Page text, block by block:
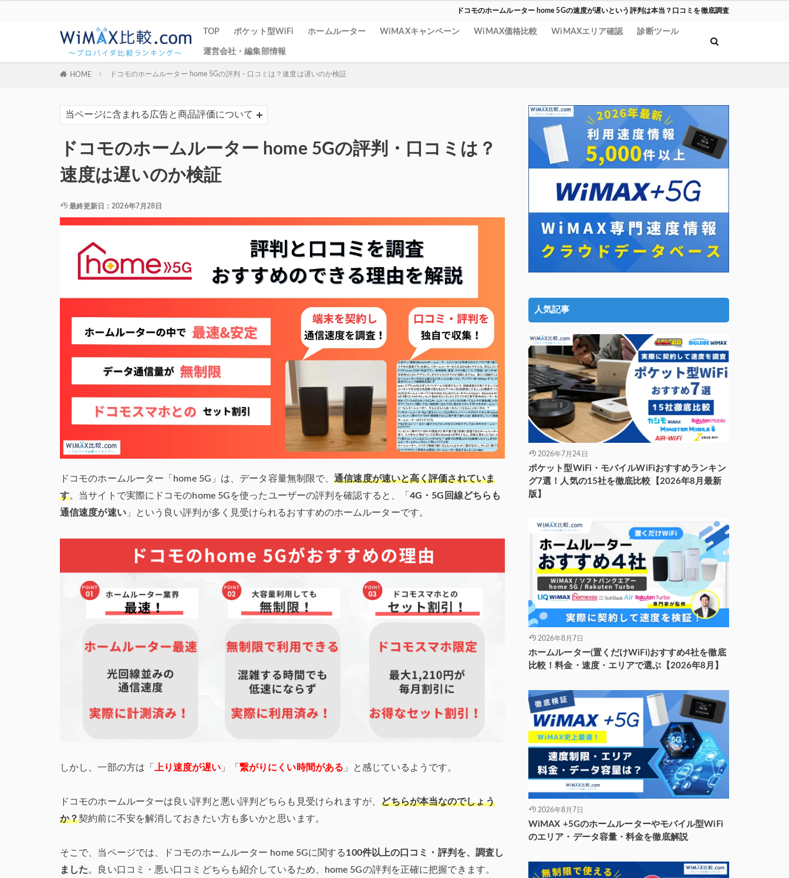
ドコモのホームルーター home 5Gの速度が遅いという評判は本当？口コミを徹底調査
TOP ポケット型WiFi ホームルーター WiMAXキャンペーン WiMAX価格比較 WiMAXエリア確認 診断ツール
運営会社・編集部情報
HOME ドコモのホームルーター home 5Gの評判・口コミは？速度は遅いのか検証
当ページに含まれる広告と商品評価について
ドコモのホームルーター home 5Gの評判・口コミは？
速度は遅いのか検証
最終更新日：2026年7月28日
ドコモのホームルーター「home 5G」は、データ容量無制限で、通信速度が速いと高く評価されていま
す。 当サイトで実際にドコモのhome 5Gを使ったユーザーの評判を確認すると、「4G・5G回線どちらも
通信速度が速い」という良い評判が多く見受けられるおすすめのホームルーターです。
しかし、一部の方は「 上り速度が遅い」「 繋がりにくい時間がある 」と感じているようです。
ドコモのホームルーターは良い評判と悪い評判どちらも見受けられますが、どちらが本当なのでしょう
か？契約前に不安を解消しておきたい方も多いかと思います。
そこで、当ページでは、ドコモのホームルーター home 5Gに関する100件以上の口コミ・評判を、調査し
ました。 良い口コミ・悪い口コミどちらも紹介しているため、home 5Gの評判を正確に把握できます。
人気記事
2026年7月24日
ポケット型WiFi・モバイルWiFiおすすめランキン
グ7選！人気の15社を徹底比較【2026年8月最新
版】
2026年8月7日
ホームルーター(置くだけWiFi)おすすめ4社を徹底
比較！料金・速度・エリアで選ぶ【2026年8月】
2026年8月7日
WiMAX +5Gのホームルーターやモバイル型WiFi
のエリア・データ容量・料金を徹底解説